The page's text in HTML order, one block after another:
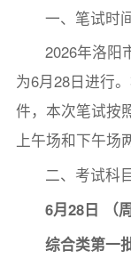
一、笔试时
2026年洛阳
为6月28日进行
件，本次笔试按
上午场和下午场
二、考试科
6月28日 （
综合类第一